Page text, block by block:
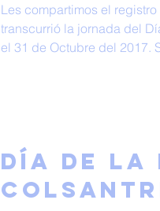
Les compartimos el registro
transcurrió la jornada del
el 31 de Octubre del 2017.
Día de la
Colsantri